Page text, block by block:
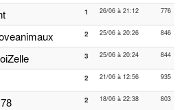
1 26/06 à 21:12 776
2 25/06 à 20:26 846
3 25/06 à 20:24 844
2 21/06 à 12:56 935
2 18/06 à 22:38 803